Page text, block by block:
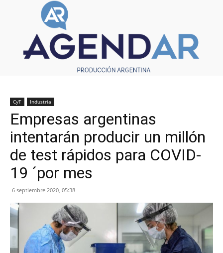
CyT Industria
Empresas argentinas
intentarán producir un millón
de test rápidos para COVID-
19 ´por mes
6 septiembre 2020, 05:38